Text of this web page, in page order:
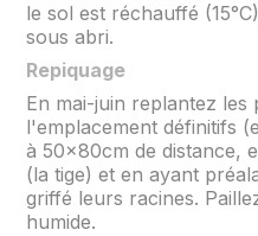
le sol est réchauffé
sous abri.
Repiquage
En mai-juin replantez les
l'emplacement définitifs
à 50x80cm de distance,
(la tige) et en ayant
griffé leurs racines.
humide.